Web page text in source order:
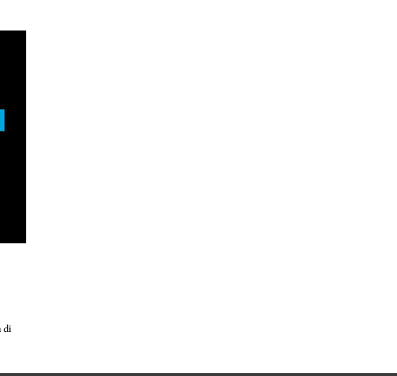
di